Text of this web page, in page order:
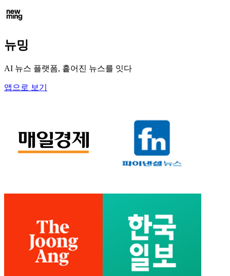
뉴밍
AI 뉴스 플랫폼, 흩어진 뉴스를 잇다
앱으로 보기